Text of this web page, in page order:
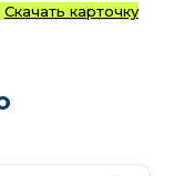
Скачать карточку